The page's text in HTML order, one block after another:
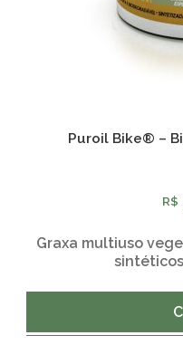
Puroil Bike® –
R$
Graxa multiuso